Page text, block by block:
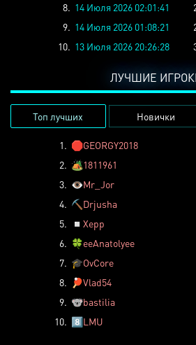
8. 14 Июля 2026 02:01:41
9. 14 Июля 2026 01:08:21
10. 13 Июля 2026 20:26:28
ЛУЧШИЕ
Топ лучших Новички
1. 🛑GEORGY2018
2. 🏕️1811961
3. 👁️Mr_Jor
4. ⛏️ Drjusha
5.
◽ Xepp
6. 🍀eeAnatolyee
7. 🎓OvCore
8.
🏓Vlad54
9. 🐨bastilia
10. 8️⃣LMU